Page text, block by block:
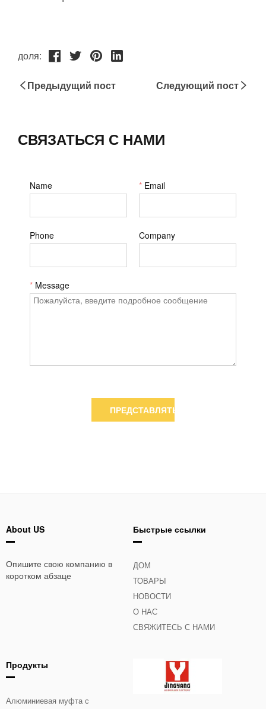
доля:
Предыдущий пост Следующий пост
СВЯЗАТЬСЯ С НАМИ
Name * Email
Phone Company
* Message
ПРЕДСТАВЛЯТЬ НА РАССМОТРЕНИЕ
About US
Опишите свою компанию в
коротком абзаце
Быстрые ссылки
ДОМ
ТОВАРЫ
НОВОСТИ
О НАС
СВЯЖИТЕСЬ С НАМИ
Продукты
Алюминиевая муфта с